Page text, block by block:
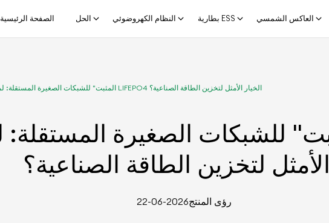
الصفحة الرئيسية الحل النظام الكهروضوئي بطارية ESS العاكس الشمسي
"المثبت" للشبكات الصغيرة المستقلة: لماذا تعد بطاريات LIFEPO4 الخيار الأمثل لتخزين الطاقة الصناعية؟
الأمثل لتخزين الطاقة الصناعية؟
رؤى المنتج2026-06-22